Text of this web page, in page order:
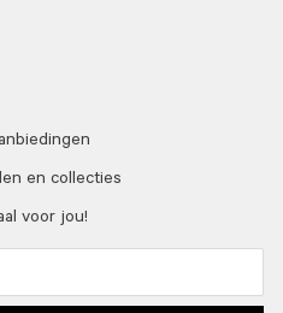
en collecties
voor jou!